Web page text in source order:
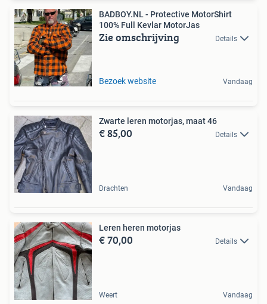
BADBOY.NL - Protective MotorShirt
100% Full Kevlar MotorJas
Zie omschrijving Details
Bezoek website Vandaag
Zwarte leren motorjas, maat 46
€ 85,00 Details
Drachten Vandaag
Leren heren motorjas
€ 70,00 Details
Weert Vandaag